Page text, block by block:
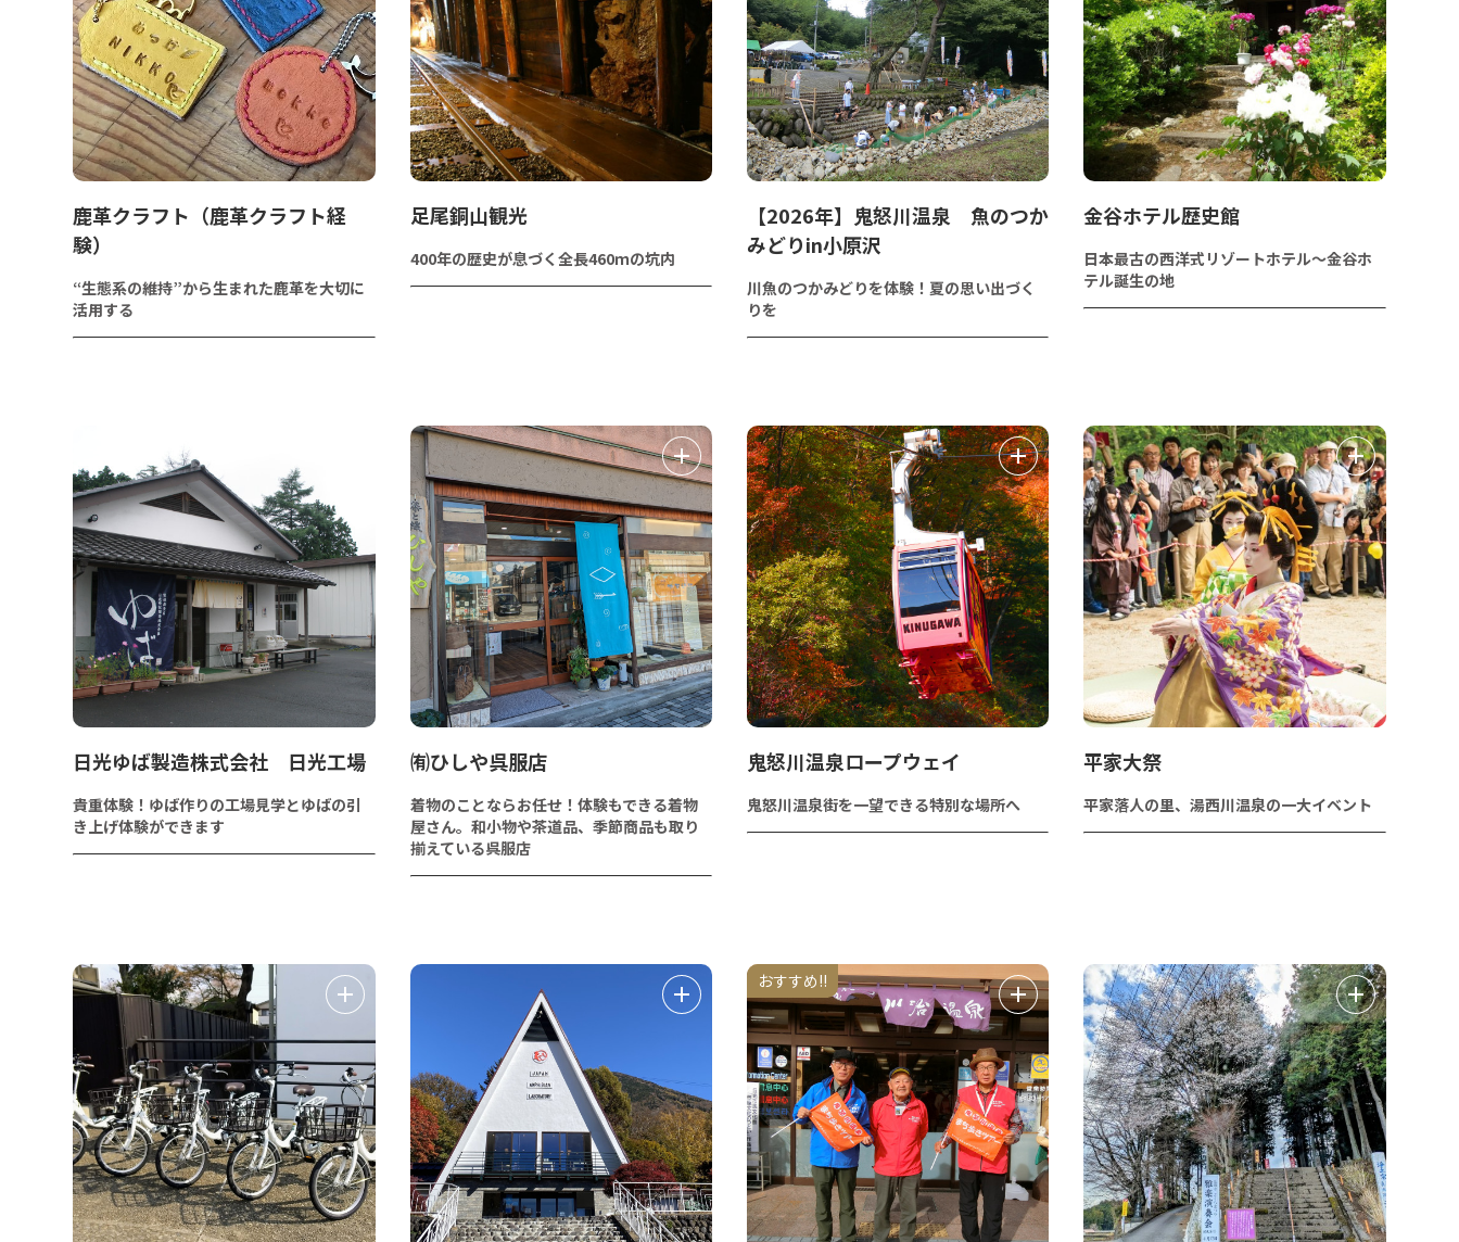
鹿革クラフト（鹿革クラフト経
験）
“生態系の維持”から生まれた鹿革を大切に
活用する
足尾銅山観光
400年の歴史が息づく全長460ｍの坑内
【2026年】鬼怒川温泉 魚のつか
みどりin小原沢
川魚のつかみどりを体験！夏の思い出づく
りを
金谷ホテル歴史館
日本最古の西洋式リゾートホテル～金谷ホ
テル誕生の地
日光ゆば製造株式会社 日光工場
貴重体験！ゆば作りの工場見学とゆばの引
き上げ体験ができます
㈲ひしや呉服店
着物のことならお任せ！体験もできる着物
屋さん。和小物や茶道品、季節商品も取り
揃えている呉服店
鬼怒川温泉ロープウェイ
鬼怒川温泉街を一望できる特別な場所へ
平家大祭
平家落人の里、湯西川温泉の一大イベント
おすすめ!!